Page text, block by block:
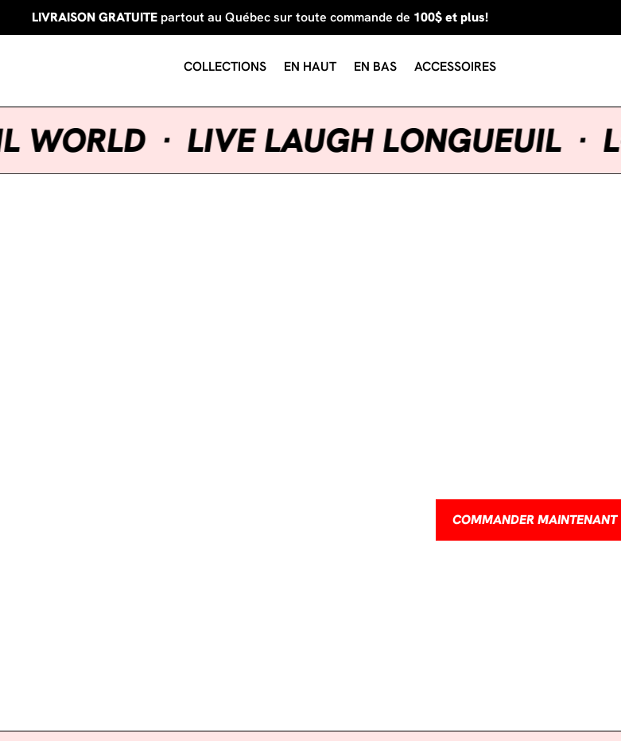
LIVRAISON GRATUITE partout au Québec sur toute commande de 100$ et plus!
COLLECTIONS EN HAUT EN BAS ACCESSOIRES
WORLD · LIVE LAUGH LONGUEUIL
COMMANDER MAINTENANT